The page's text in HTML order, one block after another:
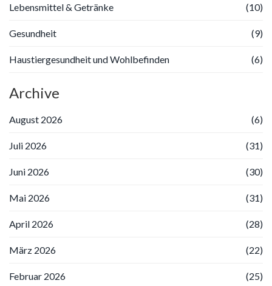
Lebensmittel & Getränke (10)
Gesundheit (9)
Haustiergesundheit und Wohlbefinden (6)
Archive
August 2026 (6)
Juli 2026 (31)
Juni 2026 (30)
Mai 2026 (31)
April 2026 (28)
März 2026 (22)
Februar 2026 (25)